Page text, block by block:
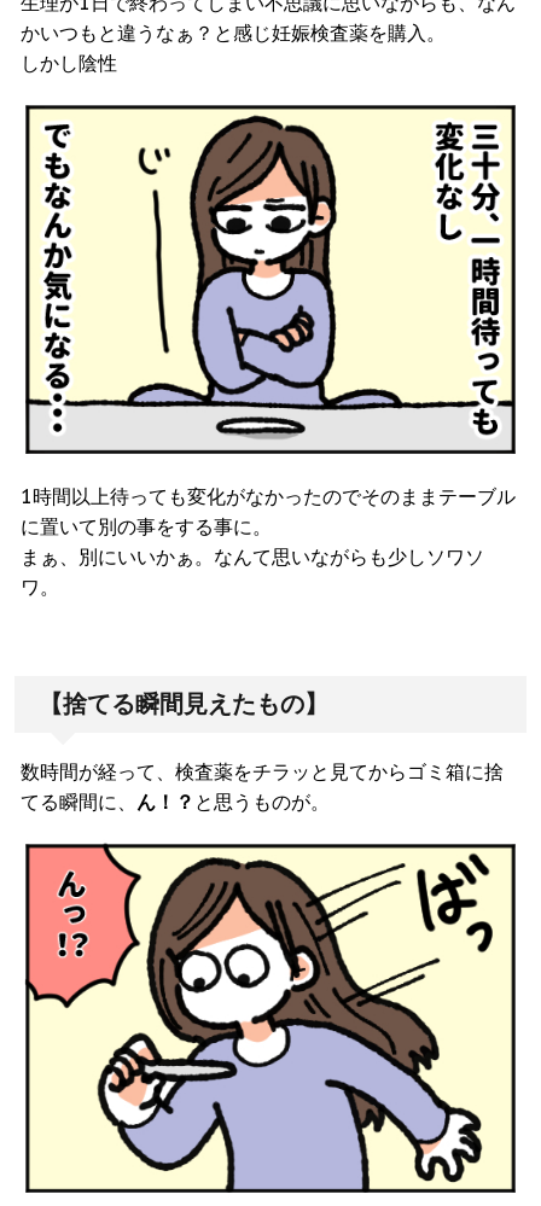
かいつもと違うなぁ？と感じ妊娠検査薬を購入。
しかし陰性
1時間以上待っても変化がなかったのでそのままテーブル
に置いて別の事をする事に。
まぁ、別にいいかぁ。なんて思いながらも少しソワソ
ワ。
【捨てる瞬間見えたもの】
数時間が経って、検査薬をチラッと見てからゴミ箱に捨
てる瞬間に、 ん！？ と思うものが。